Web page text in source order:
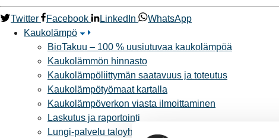
Twitter Facebook LinkedIn
WhatsApp
Kaukolämpö
BioTakuu – 100 % uusiutuvaa kaukolämpöä
Kaukolämmön hinnasto
Kaukolämpöliittymän saatavuus ja toteutus
Kaukolämpötyömaat kartalla
Kaukolämpöverkon viasta ilmoittaminen
Laskutus ja raportointi
Lungi-palvelu taloyhtiöille ja yrityksille